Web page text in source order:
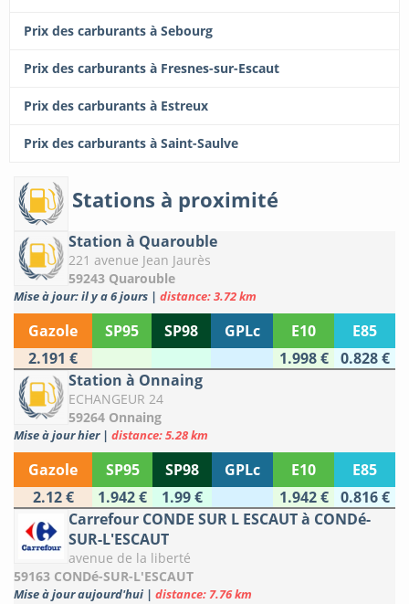
Prix des carburants à Sebourg
Prix des carburants à Fresnes-sur-Escaut
Prix des carburants à Estreux
Prix des carburants à Saint-Saulve
Stations à proximité
Station à Quarouble
221 avenue Jean Jaurès
59243 Quarouble
Mise à jour: il y a 6 jours | distance: 3.72 km
Gazole SP95 SP98 GPLc E10
E85
2.191 €
1.998 €
0.828 €
Station à Onnaing
ECHANGEUR 24
59264 Onnaing
Mise à jour hier | distance: 5.28 km
Gazole SP95 SP98 GPLc E10
E85
2.12 €
1.942 € 1.99 € 1.942 €
0.816 €
Carrefour CONDE SUR L ESCAUT à CONDé-
SUR-L'ESCAUT
avenue de la liberté
59163 CONDé-SUR-L'ESCAUT
Mise à jour aujourd'hui | distance: 7.76 km